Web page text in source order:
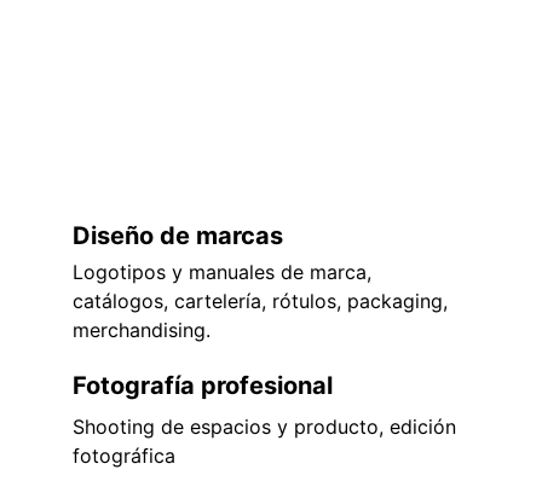
Fotografía profesional
Shooting de espacios y producto, edición
fotográfica
Diseño de marcas
Logotipos y manuales de marca,
catálogos, cartelería, rótulos, packaging,
merchandising.